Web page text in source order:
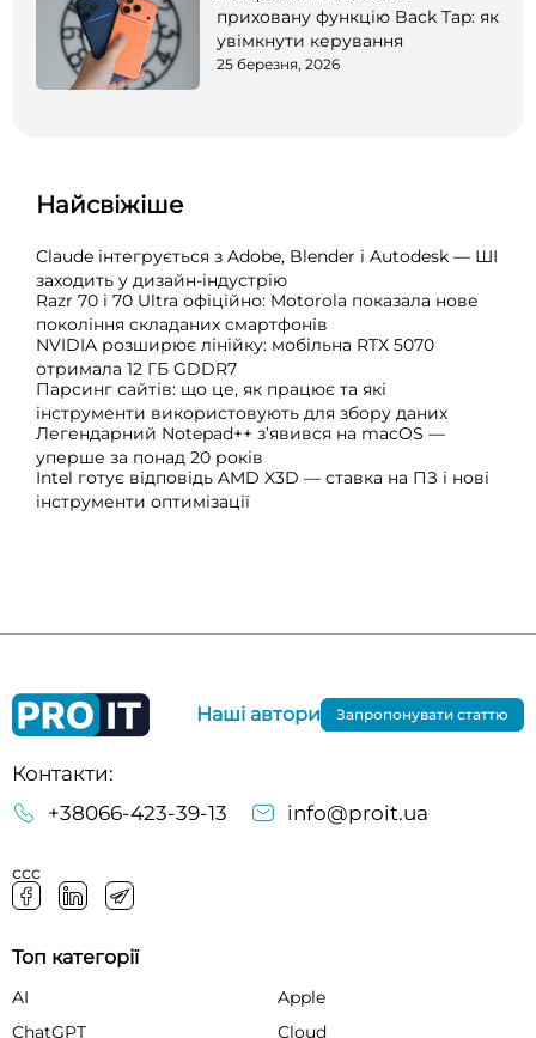
приховану функцію Back Tap: як
увімкнути керування
25 березня, 2026
Найсвіжіше
Claude інтегрується з Adobe, Blender і Autodesk — ШІ
заходить у дизайн-індустрію
Razr 70 і 70 Ultra офіційно: Motorola показала нове
покоління складаних смартфонів
NVIDIA розширює лінійку: мобільна RTX 5070
отримала 12 ГБ GDDR7
Парсинг сайтів: що це, як працює та які
інструменти використовують для збору даних
Легендарний Notepad++ з’явився на macOS —
уперше за понад 20 років
Intel готує відповідь AMD X3D — ставка на ПЗ і нові
інструменти оптимізації
Контакти:
+38066-423-39-13
info@proit.ua
ссс
Наші автори Запропонувати статтю
Топ категорії
AI
Apple
ChatGPT
Cloud